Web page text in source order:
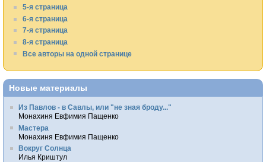
5-я страница
6-я страница
7-я страница
8-я страница
Все авторы на одной странице
Новые материалы
Из Павлов - в Савлы, или "не зная броду..."
Монахиня Евфимия Пащенко
Мастера
Монахиня Евфимия Пащенко
Вокруг Солнца
Илья Криштул